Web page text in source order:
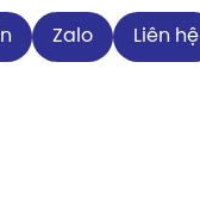
Zalo Liên hệ